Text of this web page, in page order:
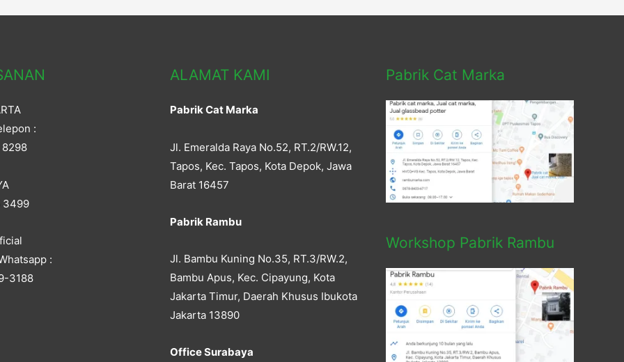
:
8298
3499
:
3188
ALAMAT KAMI
Pabrik Cat Marka
Jl. Emeralda Raya No.52, RT.2/RW.12,
Tapos, Kec. Tapos, Kota Depok, Jawa
Barat 16457
Pabrik Rambu
Jl. Bambu Kuning No.35, RT.3/RW.2,
Bambu Apus, Kec. Cipayung, Kota
Jakarta Timur, Daerah Khusus Ibukota
Jakarta 13890
Office Surabaya
Pabrik Cat Marka
Workshop Pabrik Rambu